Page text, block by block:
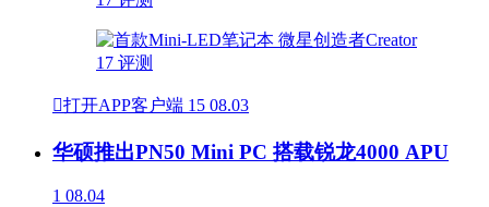
打开APP客户端 15 08.03
华硕推出PN50 Mini PC 搭载锐龙4000 APU
1 08.04